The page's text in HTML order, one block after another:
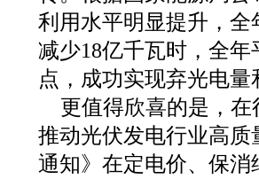
利用水平明显提升，全
减少18亿千瓦时，全
点，成功实现弃光电量
更值得欣喜的是，
推动光伏发电行业高
通知》在定电价、保